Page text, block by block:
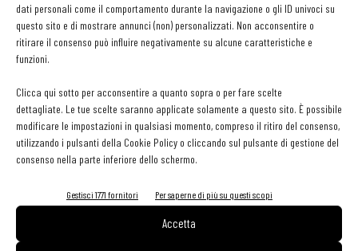
dati personali come il comportamento durante la navigazione o gli ID univoci su
questo sito e di mostrare annunci (non) personalizzati. Non acconsentire o
ritirare il consenso può influire negativamente su alcune caratteristiche e
funzioni.
Clicca qui sotto per acconsentire a quanto sopra o per fare scelte
dettagliate. Le tue scelte saranno applicate solamente a questo sito. È possibile
modificare le impostazioni in qualsiasi momento, compreso il ritiro del consenso,
utilizzando i pulsanti della Cookie Policy o cliccando sul pulsante di gestione del
consenso nella parte inferiore dello schermo.
Gestisci 1771 fornitori Per saperne di più su questi scopi
Accetta
La locanda è aperta ogni giorno a pranzo e a cena a eccezione del
martedì e della domenica sera.
00393783050220 e letrerane@ruffino.it
Facebook Twitter Linkedin